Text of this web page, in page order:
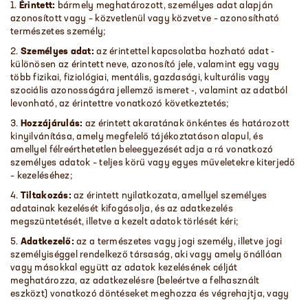
1. Érintett: bármely meghatározott, személyes adat alapján
azonosított vagy – közvetlenül vagy közvetve – azonosítható
természetes személy;
2. Személyes adat: az érintettel kapcsolatba hozható adat -
különösen az érintett neve, azonosító jele, valamint egy vagy
több fizikai, fiziológiai, mentális, gazdasági, kulturális vagy
szociális azonosságára jellemző ismeret -, valamint az adatból
levonható, az érintettre vonatkozó következtetés;
3. Hozzájárulás: az érintett akaratának önkéntes és határozott
kinyilvánítása, amely megfelelő tájékoztatáson alapul, és
amellyel félreérthetetlen beleegyezését adja a rá vonatkozó
személyes adatok – teljes körű vagy egyes műveletekre kiterjedő
– kezeléséhez;
4. Tiltakozás: az érintett nyilatkozata, amellyel személyes
adatainak kezelését kifogásolja, és az adatkezelés
megszüntetését, illetve a kezelt adatok törlését kéri;
5. Adatkezelő: az a természetes vagy jogi személy, illetve jogi
személyiséggel rendelkező társaság, aki vagy amely önállóan
vagy másokkal együtt az adatok kezelésének célját
meghatározza, az adatkezelésre (beleértve a felhasznált
eszközt) vonatkozó döntéseket meghozza és végrehajtja, vagy